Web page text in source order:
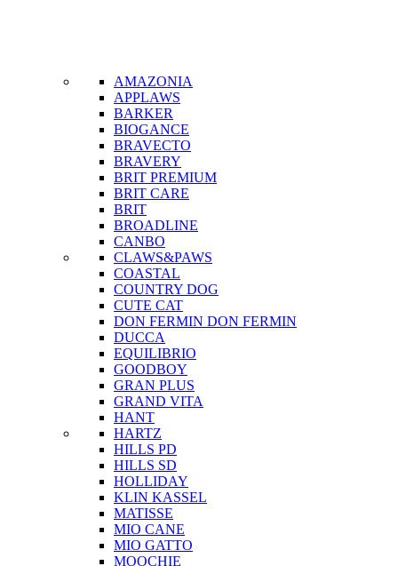
AMAZONIA
APPLAWS
BARKER
BIOGANCE
BRAVECTO
BRAVERY
BRIT PREMIUM
BRIT CARE
BRIT
BROADLINE
CANBO
CLAWS&PAWS
COASTAL
COUNTRY DOG
CUTE CAT
DON FERMIN DON FERMIN
DUCCA
EQUILIBRIO
GOODBOY
GRAN PLUS
GRAND VITA
HANT
HARTZ
HILLS PD
HILLS SD
HOLLIDAY
KLIN KASSEL
MATISSE
MIO CANE
MIO GATTO
MOOCHIE